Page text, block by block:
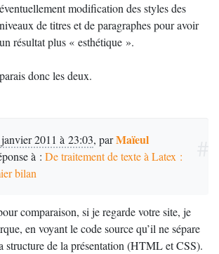
éventuellement modification des styles des
niveaux de titres et de paragraphes pour avoir
un résultat plus « esthétique ».
donc les deux.
2011 à 23:03, parMaïeul
à : De traitement de texte à Latex :
bilan
comparaison, si je regarde votre site, je
en voyant le code source qu’il ne sépare
structure de la présentation (HTMLetCSS).